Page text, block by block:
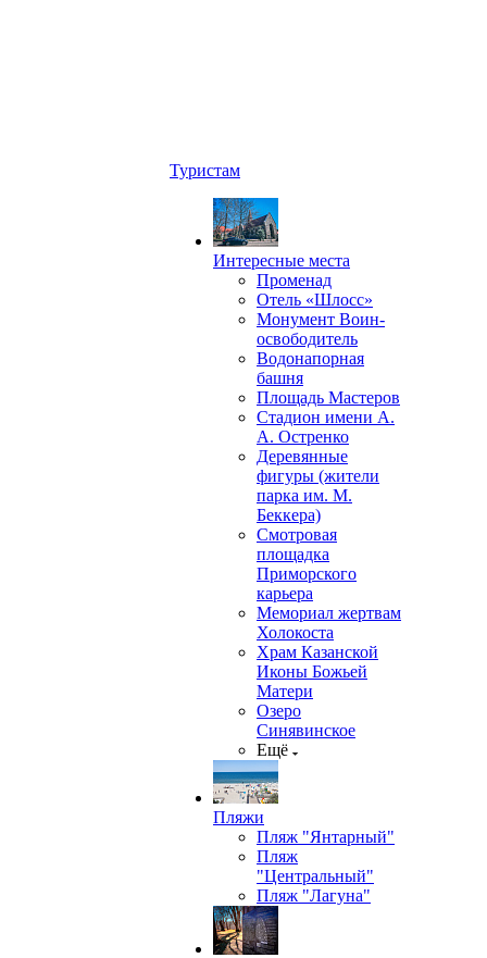
Туристам
Интересные места
Променад
Отель «Шлосс»
Монумент Воин-
освободитель
Водонапорная
башня
Площадь Мастеров
Стадион имени А.
А. Остренко
Деревянные
фигуры (жители
парка им. М.
Беккера)
Смотровая
площадка
Приморского
карьера
Мемориал жертвам
Холокоста
Храм Казанской
Иконы Божьей
Матери
Озеро
Синявинское
Ещё
Пляжи
Пляж "Янтарный"
Пляж
"Центральный"
Пляж "Лагуна"